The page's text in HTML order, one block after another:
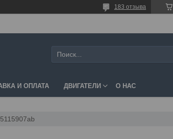
183 отзыва
И ОПЛАТА ДВИГАТЕЛИ О НАС